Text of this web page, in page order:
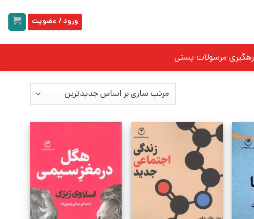
ورود / عضویت
رهگیری مرسولات پستی